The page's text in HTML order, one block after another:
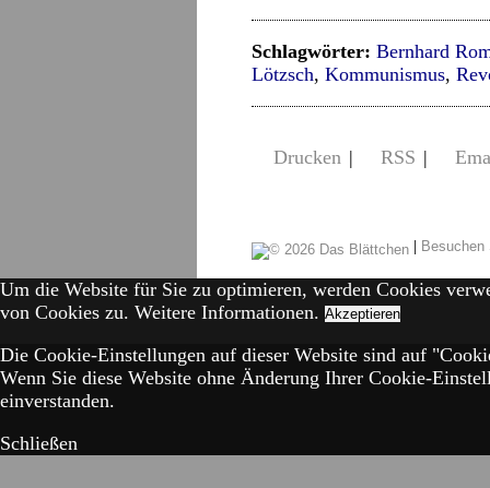
Schlagwörter: Bernhard
Lötzsch, Kommunismus,
Drucken | RSS |
|
Um die Website für Sie zu optimieren, werden Cookies
von Cookies zu. Weitere Informationen. Akzeptieren
Die Cookie-Einstellungen auf dieser Website sind auf
Wenn Sie diese Website ohne Änderung Ihrer Cookie-
einverstanden.
Schließen